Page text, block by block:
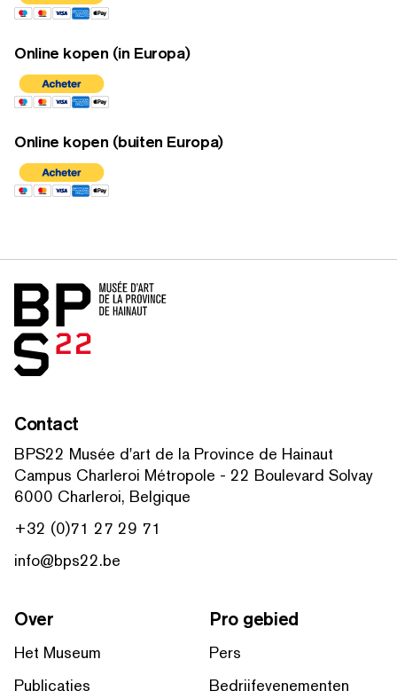
Online kopen (in Europa)
Online kopen (buiten Europa)
Home
Contact
BPS22 Musée d'art de la Province de Hainaut
Campus Charleroi Métropole - 22 Boulevard Solvay
6000 Charleroi, Belgique
+32 (0)71 27 29 71
info@bps22.be
Over
Het Museum
Publicaties
Pro gebied
Pers
Bedrijfevenementen